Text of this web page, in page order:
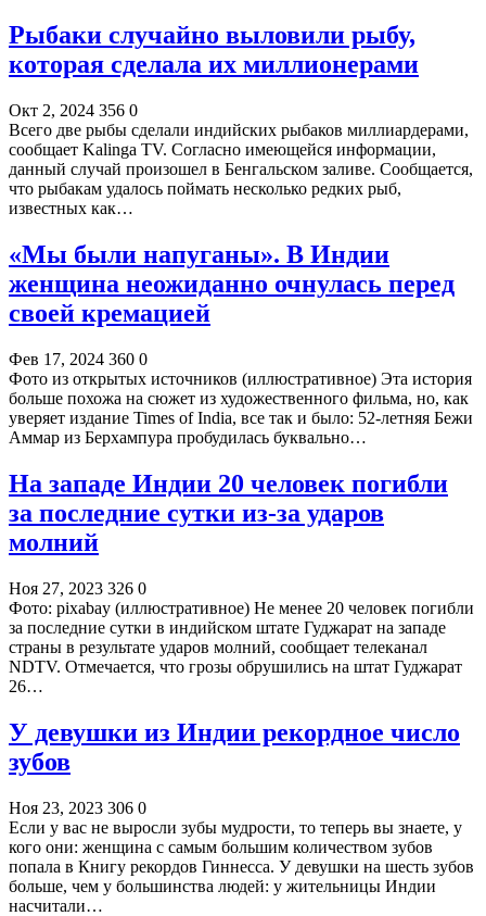
Рыбаки случайно выловили рыбу,
которая сделала их миллионерами
Окт 2, 2024 356 0
Всего две рыбы сделали индийских рыбаков миллиардерами,
сообщает Kalinga TV. Согласно имеющейся информации,
данный случай произошел в Бенгальском заливе. Сообщается,
что рыбакам удалось поймать несколько редких рыб,
известных как…
«Мы были напуганы». В Индии
женщина неожиданно очнулась перед
своей кремацией
Фев 17, 2024 360 0
Фото из открытых источников (иллюстративное) Эта история
больше похожа на сюжет из художественного фильма, но, как
уверяет издание Times of India, все так и было: 52-летняя Бежи
Аммар из Берхампура пробудилась буквально…
На западе Индии 20 человек погибли
за последние сутки из-за ударов
молний
Ноя 27, 2023 326 0
Фото: pixabay (иллюстративное) Не менее 20 человек погибли
за последние сутки в индийском штате Гуджарат на западе
страны в результате ударов молний, сообщает телеканал
NDTV. Отмечается, что грозы обрушились на штат Гуджарат
26…
У девушки из Индии рекордное число
зубов
Ноя 23, 2023 306 0
Если у вас не выросли зубы мудрости, то теперь вы знаете, у
кого они: женщина с самым большим количеством зубов
попала в Книгу рекордов Гиннесса. У девушки на шесть зубов
больше, чем у большинства людей: у жительницы Индии
насчитали…